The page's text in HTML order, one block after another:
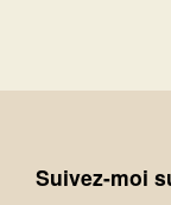
Suivez-moi